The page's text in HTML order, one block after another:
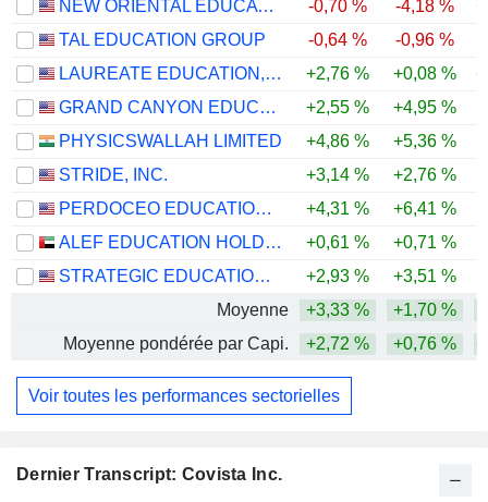
Dernier Transcript: Covista Inc.
NEW ORIENTAL EDUCATION & TECHNOLOGY GROUP INC. -0,70 % -4,18 %
TAL EDUCATION GROUP
-0,64 % -0,96 %
LAUREATE EDUCATION, INC.
+2,76 % +0,08 %
GRAND CANYON EDUCATION, INC.
+2,55 % +4,95 %
PHYSICSWALLAH LIMITED
+4,86 %
+5,36 %
STRIDE, INC.
+3,14 % +2,76 %
PERDOCEO EDUCATION CORPORATION
+4,31 % +6,41 %
ALEF EDUCATION HOLDING PLC
+0,61 % +0,71 %
STRATEGIC EDUCATION, INC.
+2,93 % +3,51 %
Moyenne
+3,33 % +1,70 %
Moyenne pondérée par Capi.
+2,72 % +0,76 %
Voir toutes les performances sectorielles